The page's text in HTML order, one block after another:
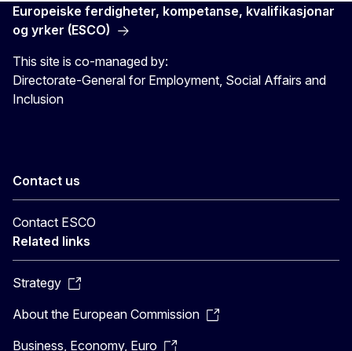
Europeiske ferdigheter, kompetanse, kvalifikasjonar
og yrker (ESCO)
This site is co-managed by:
Directorate-General for Employment, Social Affairs and
Inclusion
Contact us
Contact ESCO
Related links
Strategy
About the European Commission
Business, Economy, Euro